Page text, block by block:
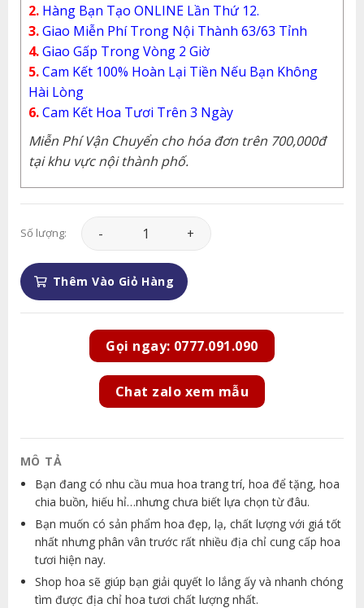
2. Hàng Bạn Tạo ONLINE Lần Thứ 12.
3.Giao Miễn Phí Trong Nội Thành 63/63 Tỉnh
4.Giao Gấp Trong Vòng 2 Giờ
5.Cam Kết 100% Hoàn Lại Tiền Nếu Bạn Không
Hài Lòng
6.Cam Kết Hoa Tươi Trên 3 Ngày
Miễn Phí Vận Chuyển cho hóa đơn trên 700,000đ
tại khu vực nội thành phố.
Số lượng: Hoa Chia Buồn - HCB036 số lượng
Thêm Vào Giỏ Hàng
Gọi ngay: 0777.091.090
Chat zalo xem mẫu
MÔ TẢ
Bạn đang có nhu cầu mua hoa trang trí, hoa để tặng, hoa
chia buồn, hiếu hỉ…nhưng chưa biết lựa chọn từ đâu.
Bạn muốn có sản phẩm hoa đẹp, lạ, chất lượng với giá tốt
nhất nhưng phân vân trước rất nhiều địa chỉ cung cấp hoa
tươi hiện nay.
Shop hoa sẽ giúp bạn giải quyết lo lắng ấy và nhanh chóng
tìm được địa chỉ hoa tươi chất lượng nhất.